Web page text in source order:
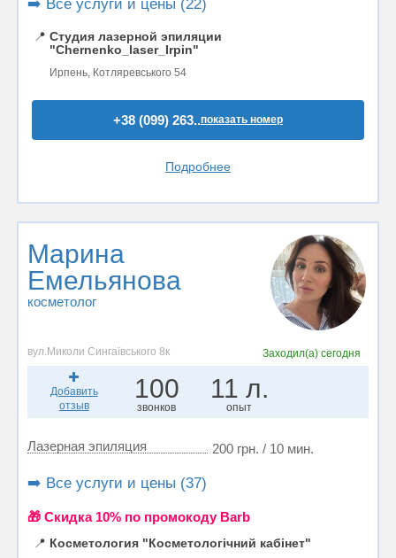
➡️ Все услуги и цены (22)
📍 Студия лазерной эпиляции
"Chernenko_laser_Irpin"
Ирпень, Котляревського 54
+38 (099) 263..показать номер
Подробнее
Марина
Емельянова
косметолог
вул.Миколи Сингаївського 8к Заходил(а)сегодня
Добавить
отзыв
100
звонков
11 л.
опыт
Лазерная эпиляция 200 грн. / 10 мин.
➡️ Все услуги и цены (37)
🎁 Cкидка 10% по промокоду Barb
📍 Косметология "Косметологічний кабінет"